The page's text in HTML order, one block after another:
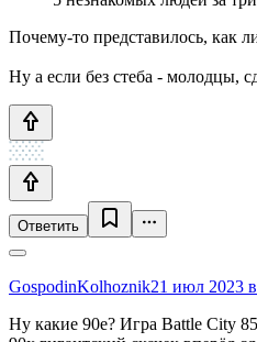
Почему-то представилось, как
Ну а если без стеба - молодцы,
Ответить
GospodinKolhoznik21 июл 2023
Ну какие 90е? Игра Battle City